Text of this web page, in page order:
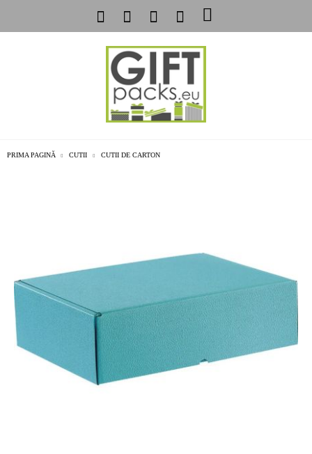
PRIMA PAGINĂ CUTII CUTII DE CARTON